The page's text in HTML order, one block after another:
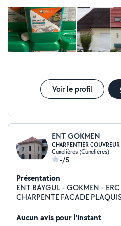
Voir le profil
ENT GOKMEN
CHARPENTIER COUVREUR
Cunelières (Cunelières)
-/5
Présentation
ENT BAYGUL - GOKMEN -
CHARPENTE FACADE PLAQUISTERIE PETITS TRAVAUX
PROFESSIONNELS Bonjour, Nous sommes plusieurs
Aucun avis pour l'instant